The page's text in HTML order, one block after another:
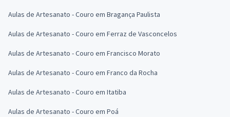
Aulas de Artesanato - Couro em Bragança Paulista
Aulas de Artesanato - Couro em Ferraz de Vasconcelos
Aulas de Artesanato - Couro em Francisco Morato
Aulas de Artesanato - Couro em Franco da Rocha
Aulas de Artesanato - Couro em Itatiba
Aulas de Artesanato - Couro em Poá